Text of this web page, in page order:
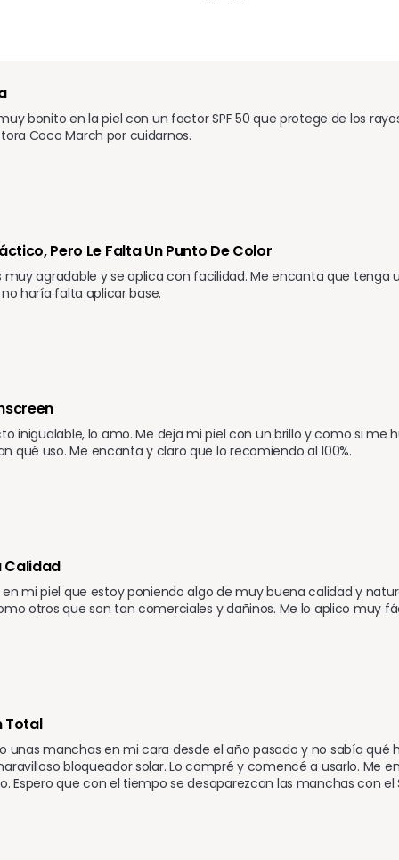
bonito en la piel con un factor SPF 50 que protege de los
Coco March por cuidarnos.
Pero Le Falta Un Punto De Color
muy agradable y se aplica con facilidad. Me encanta que tenga
haría falta aplicar base.
inigualable, lo amo. Me deja mi piel con un brillo y como si me
qué uso. Me encanta y claro que lo recomiendo al 100%.
Calidad
mi piel que estoy poniendo algo de muy buena calidad y
otros que son tan comerciales y dañinos. Me lo aplico muy
Total
unas manchas en mi cara desde el año pasado y no sabía qué
bloqueador solar. Lo compré y comencé a usarlo. Me
Espero que con el tiempo se desaparezcan las manchas con